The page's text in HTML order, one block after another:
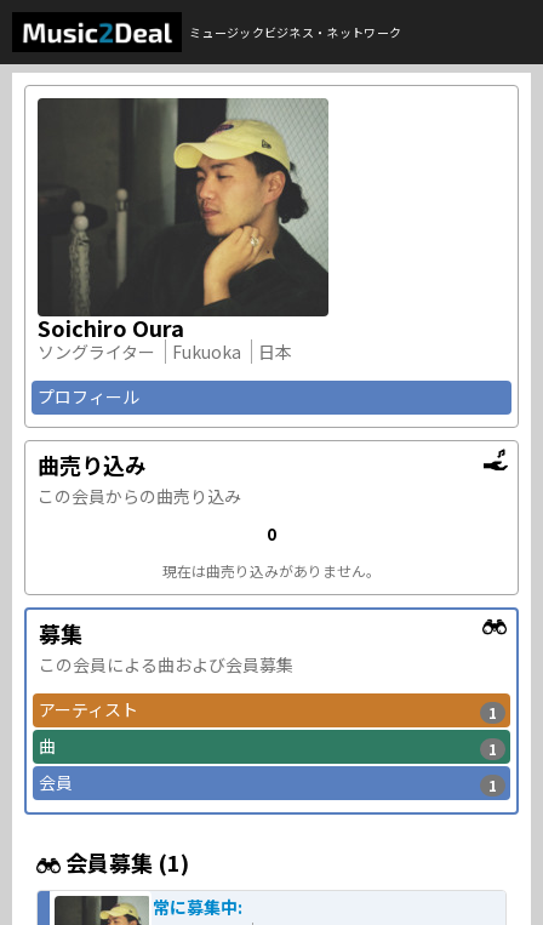
ミュージックビジネス・ネットワーク
Soichiro Oura
ソングライター Fukuoka
日本
プロフィール
曲売り込み
この会員からの曲売り込み
0
現在は曲売り込みがありません。
募集
この会員による曲および会員募集
アーティスト
1
曲 1
会員 1
会員募集 (1)
常に募集中: